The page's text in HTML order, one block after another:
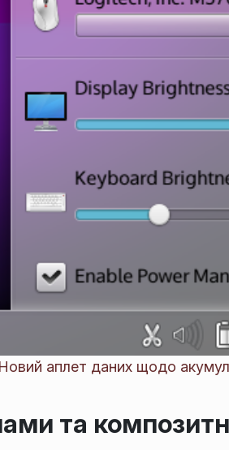
Новий аплет даних щодо
та